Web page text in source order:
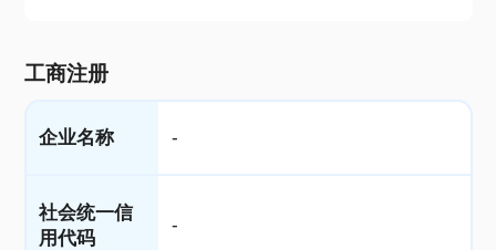
工商注册
企业名称 -
社会统一信
用代码
-